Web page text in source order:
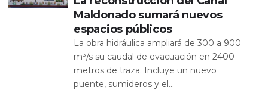
Maldonado sumará nuevos
espacios públicos
La obra hidráulica ampliará de 300 a 900
m³/s su caudal de evacuación en 2400
metros de traza. Incluye un nuevo
puente, sumideros y el...